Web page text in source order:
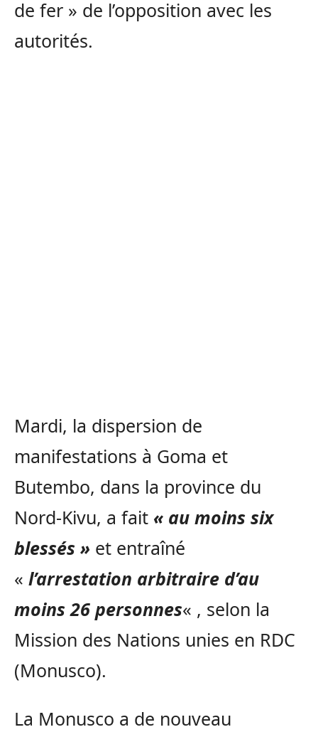
de fer » de l’opposition avec les
autorités.
Mardi, la dispersion de
manifestations à Goma et
Butembo, dans la province du
Nord-Kivu, a fait « au moins six
blessés » et entraîné
« l’arrestation arbitraire d’au
moins 26 personnes« , selon la
Mission des Nations unies en RDC
(Monusco).
La Monusco a de nouveau